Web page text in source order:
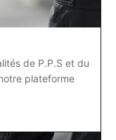
de P.P.S et du
plateforme